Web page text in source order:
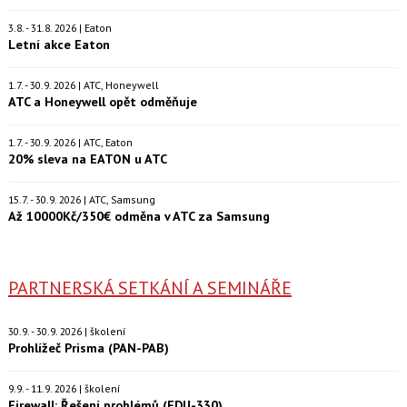
3.8. - 31.8. 2026 | Eaton
Letní akce Eaton
1.7. - 30.9. 2026 | ATC, Honeywell
ATC a Honeywell opět odměňuje
1.7. - 30.9. 2026 | ATC, Eaton
20% sleva na EATON u ATC
15.7. - 30.9. 2026 | ATC, Samsung
Až 10000Kč/350€ odměna v ATC za Samsung
PARTNERSKÁ SETKÁNÍ A SEMINÁŘE
30.9. - 30.9. 2026 | školení
Prohlížeč Prisma (PAN-PAB)
9.9. - 11.9. 2026 | školení